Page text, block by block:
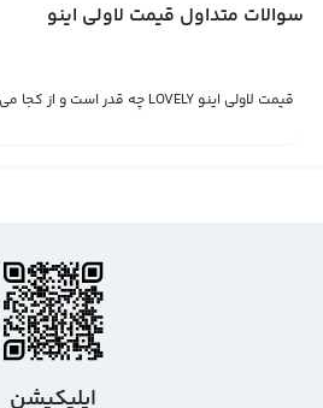
می‌تواند بر روی قیمت لاولی اینو تاثیر بگذارد و
سرمایه‌گذاری را تضمین می‌کند.
سبکی مختص به خود در بازار های ارزی دیجیتال
ارز دیجیتال، صرافی ها و پلتفرم های مختلف، قیمت
سوالات متداول قیمت لاولی اینو
قیمت لاولی اینو LOVELY چه قدر است و از کجا می‌توانم مشاهده کنم؟
اپلیکیشن